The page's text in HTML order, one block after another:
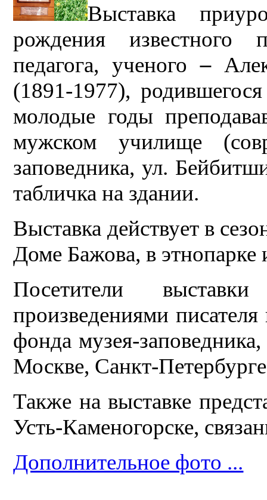
Выставка
рождения известного
педагога, ученого–
(1891-1977),
молодые годы
мужском училище
заповедника, ул.
табличка на здании.
Выставка действует в
Доме Бажова, в
Посетители
произведениями
фонда музея-
Москве, Санкт-
Также на выставке
Усть-Каменогорске,
Дополнительное фото ...